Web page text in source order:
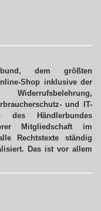
dem größten
Shop inklusive der
und IT-
des Händlerbundes
Mitgliedschaft im
Rechtstexte ständig
Das ist vor allem